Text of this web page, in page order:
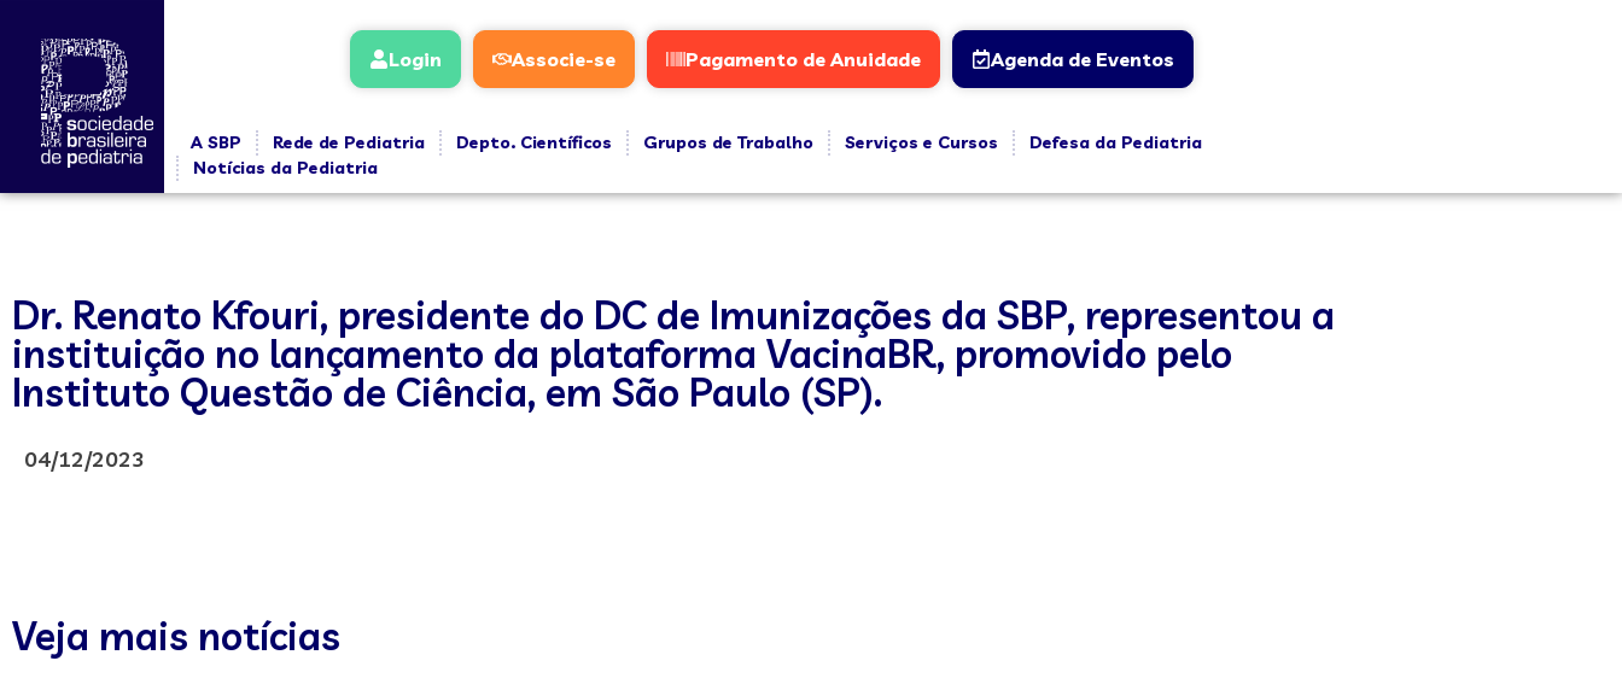
Login Associe-se Pagamento de Anuidade Agenda de Eventos
A SBP Rede de Pediatria Depto. Científicos Grupos de Trabalho Serviços e Cursos
Defesa da Pediatria
Notícias da Pediatria
Dr. Renato Kfouri, presidente do DC de Imunizações da SBP, representou a
instituição no lançamento da plataforma VacinaBR, promovido pelo
Instituto Questão de Ciência, em São Paulo (SP).
04/12/2023
Veja mais notícias